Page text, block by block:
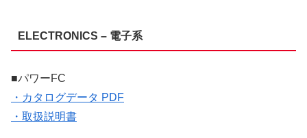
ELECTRONICS – 電子系
■パワーFC
・カタログデータ PDF
・取扱説明書